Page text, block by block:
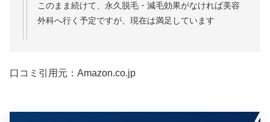
このまま続けて、永久脱毛・減毛効果がなければ美容
外科へ行く予定ですが、現在は満足しています
口コミ引用元：Amazon.co.jp